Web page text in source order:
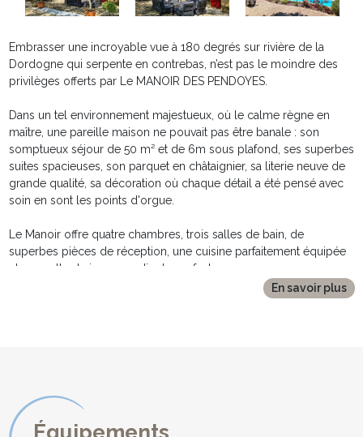
Embrasser une incroyable vue à 180 degrés sur rivière de la
Dordogne qui serpente en contrebas, n’est pas le moindre des
privilèges offerts par Le MANOIR DES PENDOYES.
Dans un tel environnement majestueux, où le calme règne en
maître, une pareille maison ne pouvait pas être banale : son
somptueux séjour de 50 m² et de 6m sous plafond, ses superbes
suites spacieuses, son parquet en châtaignier, sa literie neuve de
grande qualité, sa décoration où chaque détail a été pensé avec
soin en sont les points d'orgue.
Le Manoir offre quatre chambres, trois salles de bain, de
superbes pièces de réception, une cuisine parfaitement équipée
et une salle de jeux, paradis des enfants.
50m² et de 6m de hauteur sous plafond, baignée de lumière
grâce à ses grandes baies vitrées ouvertes sur la terrasse à l'avant
En savoir plus
Équipements